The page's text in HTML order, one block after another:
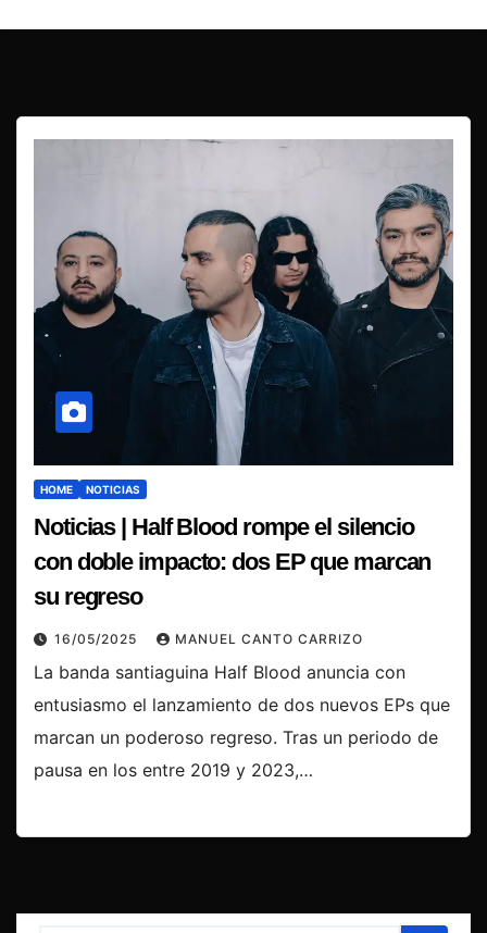
HOME NOTICIAS
Noticias | Half Blood rompe el silencio
con doble impacto: dos EP que marcan
su regreso
16/05/2025 MANUEL CANTO CARRIZO
La banda santiaguina Half Blood anuncia con
entusiasmo el lanzamiento de dos nuevos EPs que
marcan un poderoso regreso. Tras un periodo de
pausa en los entre 2019 y 2023,…